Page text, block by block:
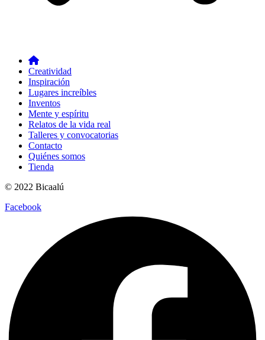
Creatividad
Inspiración
Lugares increíbles
Inventos
Mente y espíritu
Relatos de la vida real
Talleres y convocatorias
Contacto
Quiénes somos
Tienda
© 2022 Bicaalú
Facebook